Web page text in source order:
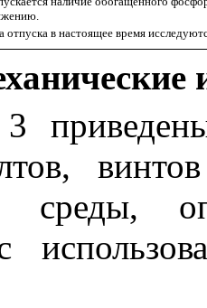
отпуска в настоящее время
3
,винтов
среды,